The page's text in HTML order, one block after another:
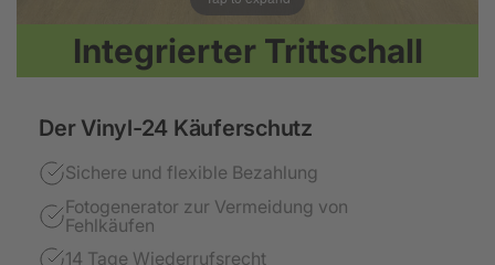
Integrierter Trittschall
Der Vinyl-24 Käuferschutz
Sichere und flexible Bezahlung
Fotogenerator zur Vermeidung von
Fehlkäufen
14 Tage Wiederrufsrecht